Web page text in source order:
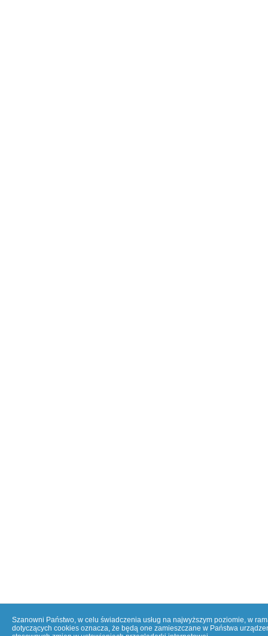
Szanowni Państwo, w celu świadczenia usług na najwyższym poziomie, w
dotyczących cookies oznacza, że będą one zamieszczane w Państwa